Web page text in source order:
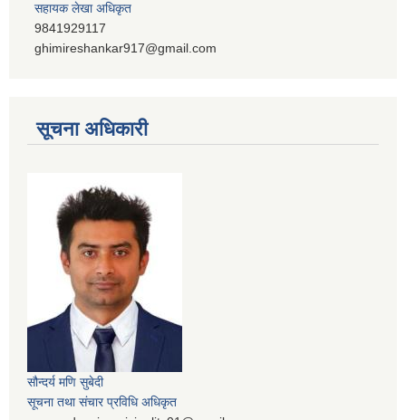
सहायक लेखा अधिकृत
9841929117
ghimireshankar917@gmail.com
सूचना अधिकारी
सौन्दर्य मणि सुबेदी
सूचना तथा संचार प्रविधि अधिकृत